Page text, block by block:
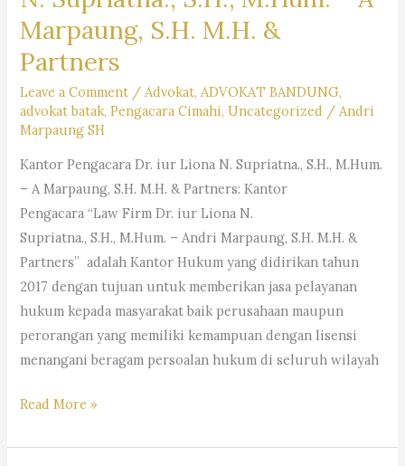
Marpaung, S.H. M.H. &
Partners
Leave a Comment / Advokat, ADVOKAT BANDUNG,
advokat batak,Pengacara Cimahi,Uncategorized / Andri
Marpaung SH
Kantor Pengacara Dr. iur Liona N. Supriatna., S.H., M.Hum.
– A Marpaung, S.H. M.H. & Partners: Kantor
Pengacara “Law Firm Dr. iur Liona N.
Supriatna., S.H., M.Hum. – Andri Marpaung, S.H. M.H. &
Partners” adalah Kantor Hukum yang didirikan tahun
2017 dengan tujuan untuk memberikan jasa pelayanan
hukum kepada masyarakat baik perusahaan maupun
perorangan yang memiliki kemampuan dengan lisensi
menangani beragam persoalan hukum di seluruh wilayah
Kantor
Dr.
Read More »